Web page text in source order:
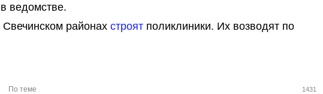
в ведомстве.
районах строят поликлиники. Их возводят по
По теме 1431